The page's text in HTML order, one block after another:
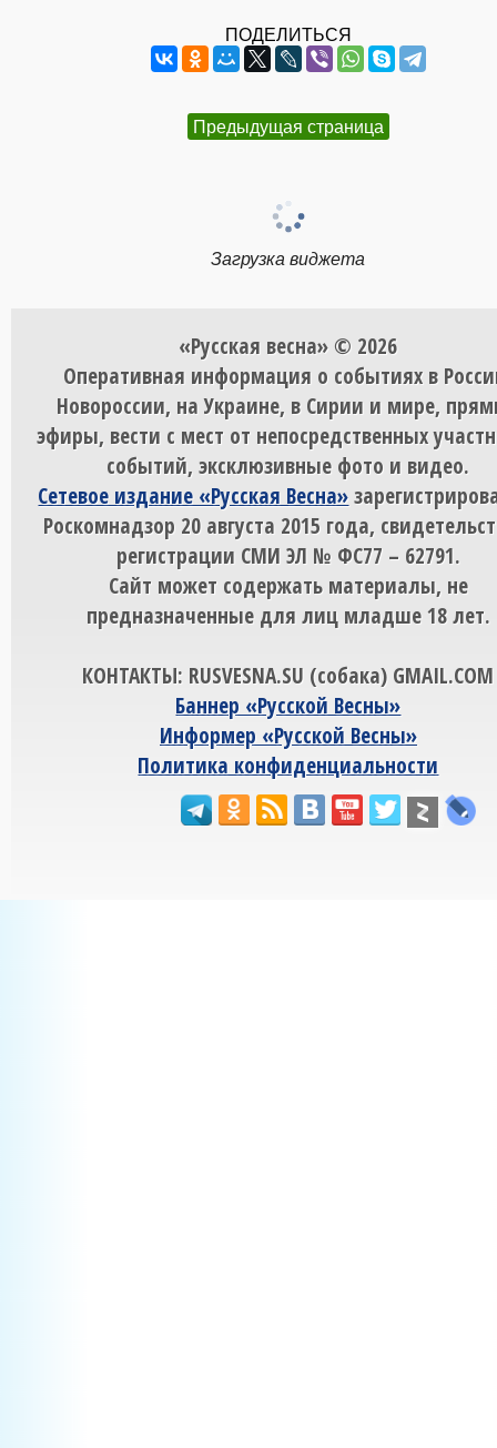
ПОДЕЛИТЬСЯ
Предыдущая страница
Загрузка виджета
«Русская весна» © 2026
Оперативная информация о событиях в
Новороссии, на Украине, в Сирии и мире,
эфиры, вести с мест от непосредственных
событий, эксклюзивные фото и видео.
Сетевое издание «Русская Весна»
Роскомнадзор 20 августа 2015 года,
регистрации СМИ ЭЛ № ФС77 – 62791.
Сайт может содержать материалы, не
предназначенные для лиц младше 18 лет.
КОНТАКТЫ: RUSVESNA.SU (собака) GMAIL.COM
Баннер «Русской Весны»
Информер «Русской Весны»
Политика конфиденциальности